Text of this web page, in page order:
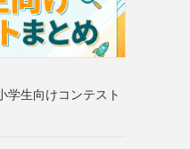
学生向けコンテスト